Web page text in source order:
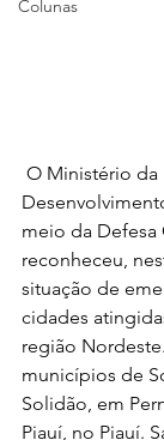
Colunas
meio da Defesa
reconheceu,
situação de
cidades
região
municípios de
Solidão, em
Piauí, no Piauí.